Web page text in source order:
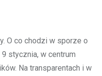
O co chodzi w sporze o
stycznia, w centrum
Na transparentach i w